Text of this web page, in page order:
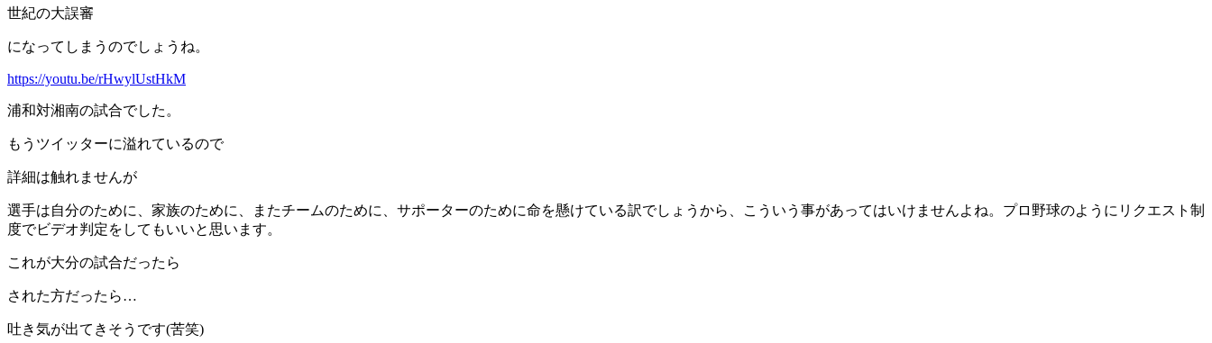
世紀の大誤審
になってしまうのでしょうね。
https://youtu.be/rHwylUstHkM
浦和対湘南の試合でした。
もうツイッターに溢れているので
詳細は触れませんが
選手は自分のために、家族のために、またチームのために、サポーターのために命を懸けている訳でしょうから、こういう事があってはいけませんよね。プロ野球のようにリクエスト制
度でビデオ判定をしてもいいと思います。
これが大分の試合だったら
された方だったら…
吐き気が出てきそうです(苦笑)